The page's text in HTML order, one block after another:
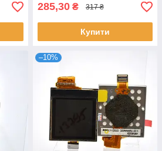
285,30 ₴ 317 ₴
Купити
–10%